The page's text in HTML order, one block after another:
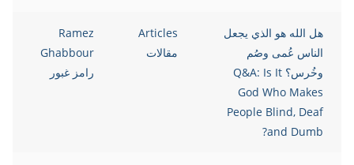
هل الله هو الذي يجعل
الناس عُمى وصُم
وخُرس؟ Q&A: Is It
God Who Makes
People Blind, Deaf
and Dumb?
Articles
مقالات
Ramez
Ghabbour
رامز غبور